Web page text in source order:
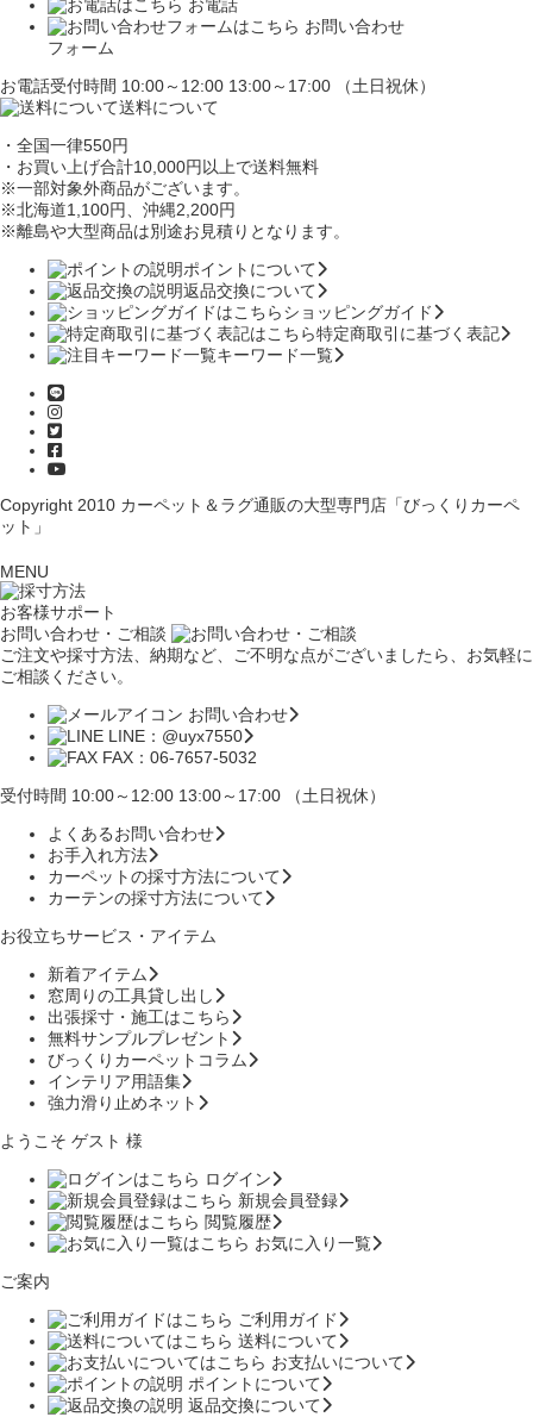
お電話
お問い合わせ
フォーム
お電話受付時間 10:00～12:00 13:00～17:00 （土日祝休）
送料について
・全国一律550円
・お買い上げ合計10,000円 以上で送料無料
※一部対象外商品がございます。
※北海道1,100円、沖縄2,200円
※離島や大型商品は別途お見積りとなります。
ポイントについて
返品交換について
ショッピングガイド
特定商取引に基づく表記
キーワード一覧
Copyright 2010 カーペット＆ラグ通販の大型専門店「びっくりカーペ
ット」
MENU
お客様サポート
お問い合わせ・ご相談
ご注文や採寸方法、納期など、ご不明な点がございましたら、お気軽に
ご相談ください。
お問い合わせ
LINE：@uyx7550
FAX：06-7657-5032
受付時間 10:00～12:00 13:00～17:00 （土日祝休）
よくあるお問い合わせ
お手入れ方法
カーペットの採寸方法について
カーテンの採寸方法について
お役立ちサービス・アイテム
新着アイテム
窓周りの工具貸し出し
出張採寸・施工はこちら
無料サンプルプレゼント
びっくりカーペットコラム
インテリア用語集
強力滑り止めネット
ようこそ ゲスト 様
ログイン
新規会員登録
閲覧履歴
お気に入り一覧
ご案内
ご利用ガイド
送料について
お支払いについて
ポイントについて
返品交換について